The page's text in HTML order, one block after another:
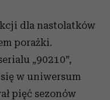
dla nastolatków
porażki.
„90210”,
w uniwersum
pięć sezonów